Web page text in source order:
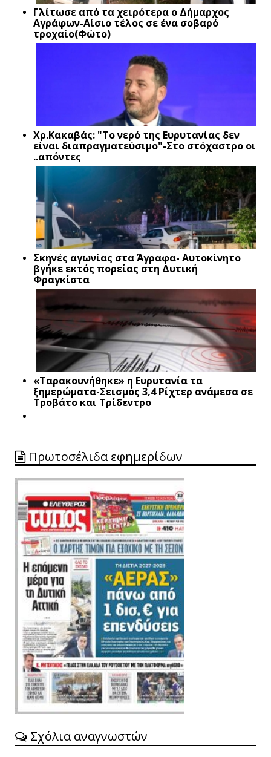
Γλίτωσε από τα χειρότερα ο Δήμαρχος
Αγράφων-Αίσιο τέλος σε ένα σοβαρό
τροχαίο(Φώτο)
Xρ.Κακαβάς: "Το νερό της Ευρυτανίας δεν
είναι διαπραγματεύσιμο"-Στο στόχαστρο οι
..απόντες
Σκηνές αγωνίας στα Άγραφα- Αυτοκίνητο
βγήκε εκτός πορείας στη Δυτική
Φραγκίστα
«Ταρακουνήθηκε» η Ευρυτανία τα
ξημερώματα-Σεισμός 3,4 Ρίχτερ ανάμεσα σε
Τροβάτο και Τρίδεντρο
Πρωτοσέλιδα εφημερίδων
Σχόλια αναγνωστών